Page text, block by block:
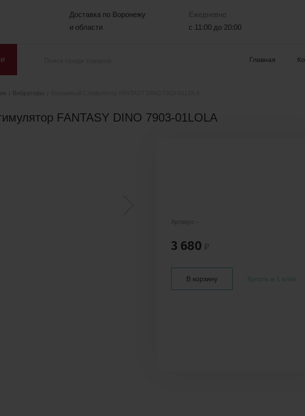
Доставка по Воронежу
и области
Ежедневно
с 11:00 до 20:00
Главная
Вибраторы
FANTASY DINO 7903-01LOLA
Артикул: -
3 680 ₽
В корзину Купить в 1 клик